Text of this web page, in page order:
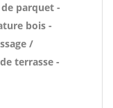
parquet -
bois -
/
terrasse -